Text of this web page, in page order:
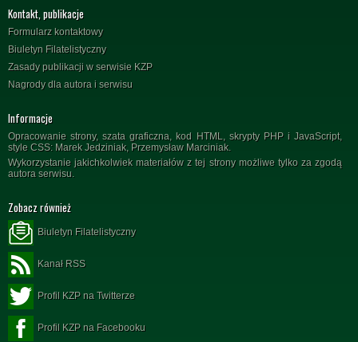
Kontakt, publikacje
Formularz kontaktowy
Biuletyn Filatelistyczny
Zasady publikacji w serwisie KZP
Nagrody dla autora i serwisu
Informacje
Opracowanie strony, szata graficzna, kod HTML, skrypty PHP i JavaScript,
style CSS: Marek Jedziniak, Przemysław Marciniak.
Wykorzystanie jakichkolwiek materiałów z tej strony możliwe tylko za zgodą
autora serwisu.
Zobacz również
Biuletyn Filatelistyczny
Kanał RSS
Profil KZP na Twitterze
Profil KZP na Facebooku